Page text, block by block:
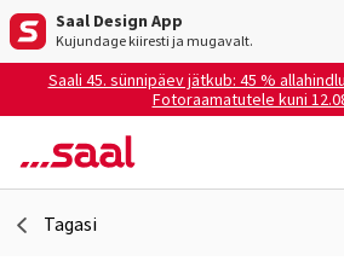
Saal Design App
Kujundage kiiresti ja mugavalt.
Saali 45. sünnipäev jätkub: 45 %
Fotoraamatutele kuni
Tagasi